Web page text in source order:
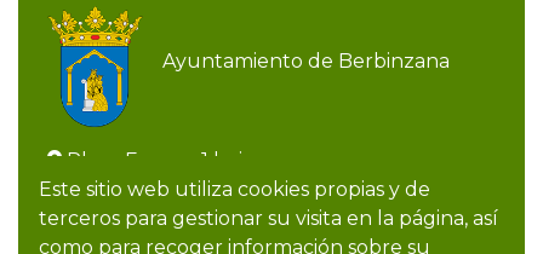
Ayuntamiento de Berbinzana
Plaza Fueros, 1 bajo
948 722 009
948 722 009
ayuntamiento@berbinzana.es
Este sitio web utiliza cookies propias y de
terceros para gestionar su visita en la página, así
como para recoger información sobre su